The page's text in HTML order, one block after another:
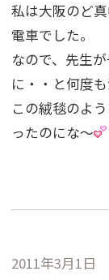
私は大阪のど
電車でした。
なので、先生
に・・と何度
この絨毯のよ
ったのにな〜
2011年3月1日